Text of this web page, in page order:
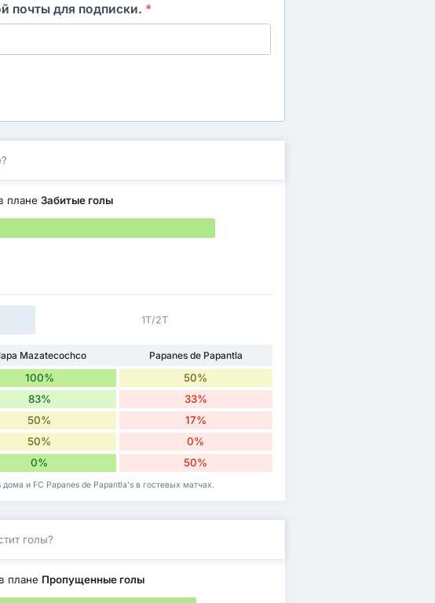
почты для подписки. *
планеЗабитые голы
1Т/2Т
Mazatecochco
Papanes de Papantla
100% 50%
83% 33%
50% 17%
50% 0%
0% 50%
и FC Papanes de Papantla's в гостевых матчах.
голы?
в плане Пропущенные голы